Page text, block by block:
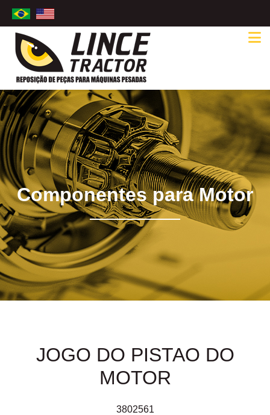
Componentes para Motor
JOGO DO PISTAO DO
MOTOR
3802561